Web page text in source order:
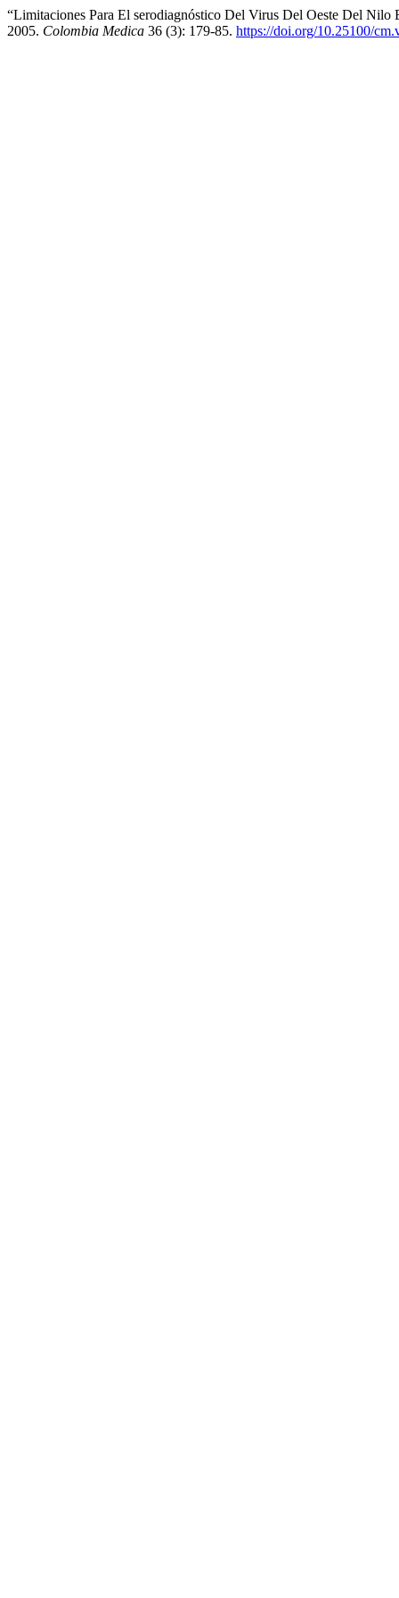
“Limitaciones Para El serodiagnóstico Del Virus Del Oeste Del
2005. Colombia Medica 36 (3): 179-85. https://doi.org/10.25100/